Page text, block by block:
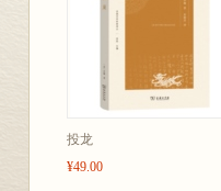
投龙
¥49.00